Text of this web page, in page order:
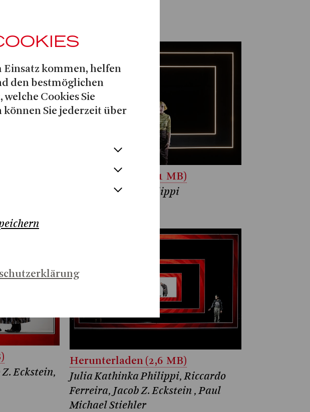
Herunterladen (3,1 MB)
Julia Kathinka Philippi
Eckstein,
Herunterladen (2,6 MB)
Julia Kathinka Philippi, Riccardo
Ferreira, Jacob Z. Eckstein , Paul
Michael Stiehler
Einsatz kommen, helfen
den bestmöglichen
welche Cookies Sie
Sie jederzeit über